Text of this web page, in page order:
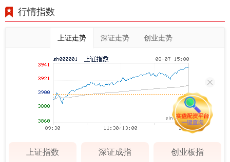
行情指数
上证走势 深证走势 创业走势
上证指数 深证成指 创业板指